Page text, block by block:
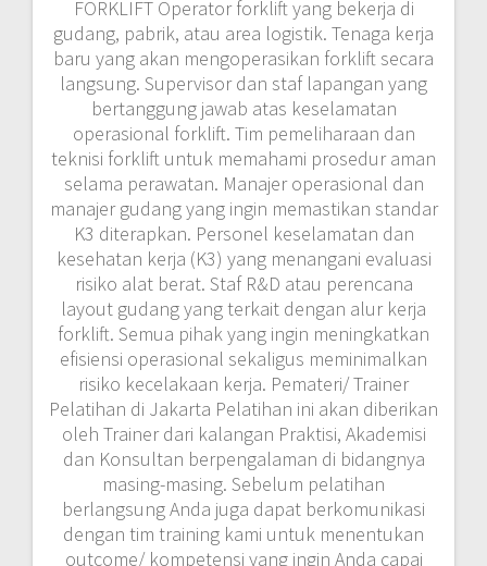
FORKLIFT Operator forklift yang bekerja di
gudang, pabrik, atau area logistik. Tenaga kerja
baru yang akan mengoperasikan forklift secara
langsung. Supervisor dan staf lapangan yang
bertanggung jawab atas keselamatan
operasional forklift. Tim pemeliharaan dan
teknisi forklift untuk memahami prosedur aman
selama perawatan. Manajer operasional dan
manajer gudang yang ingin memastikan standar
K3 diterapkan. Personel keselamatan dan
kesehatan kerja (K3) yang menangani evaluasi
risiko alat berat. Staf R&D atau perencana
layout gudang yang terkait dengan alur kerja
forklift. Semua pihak yang ingin meningkatkan
efisiensi operasional sekaligus meminimalkan
risiko kecelakaan kerja. Pemateri/ Trainer
Pelatihan di Jakarta Pelatihan ini akan diberikan
oleh Trainer dari kalangan Praktisi, Akademisi
dan Konsultan berpengalaman di bidangnya
masing-masing. Sebelum pelatihan
berlangsung Anda juga dapat berkomunikasi
dengan tim training kami untuk menentukan
outcome/ kompetensi yang ingin Anda capai